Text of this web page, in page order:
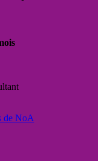
de NoA